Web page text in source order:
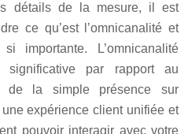
détails de la mesure, il est
ce qu’est l’omnicanalité et
importante. L’omnicanalité
significative par rapport au
de la simple présence sur
expérience client unifiée et
pouvoir interagir avec votre